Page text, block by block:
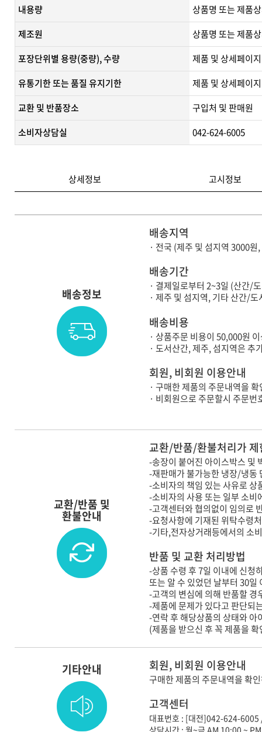
내용량
상품명 또는 제품
제조원
상품명 또는 제품
포장단위별 용량(중량), 수량
제품 및 상세페이
유통기한 또는 품질 유지기한
제품 및 상세페이
교환 및 반품장소
구입처 및 판매원
소비자상담실
042-624-6005
상세정보 고시정보
배송정보
배송지역
· 전국 (제주 및 섬지역 3000
배송기간
· 결제일로부터 2~3일 (산간/
· 제주 및 섬지역, 기타 산간/
배송비용
· 상품주문 비용이 50,000원
· 도서산간, 제주, 섬지역은
회원, 비회원 이용안내
· 구매한 제품의 주문내역을
· 비회원으로 주문할시 주문
교환/반품 및
환불안내
교환/반품/환불처리가
-송장이 붙어진 아이스박스 및
-재판매가 불가능한 냉장/냉동
-소비자의 책임 있는 사유로 상
-소비자의 사용 또는 일부 소비
-고객센터와 협의없이 임의로
-요청사항에 기재된 위탁수령
-기타,전자상거래등에서의 소
반품 및 교환 처리방법
-상품 수령 후 7일 이내에 신청
또는 알 수 있었던 날부터 30
-고객의 변심에 의해 반품할
-제품에 문제가 있다고 판단되
-연락 후 해당상품의 상태와
(제품을 받으신 후 꼭 제품을
기타안내 회원, 비회원 이용안내
구매한 제품의 주문내역을 확
고객센터
대표번호 : [대전]042-624-
상담시간 : 월~금 AM 10:00 ~